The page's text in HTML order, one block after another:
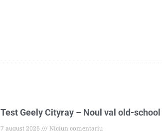
Test Geely Cityray – Noul val old-school
7 august 2026
Niciun comentariu